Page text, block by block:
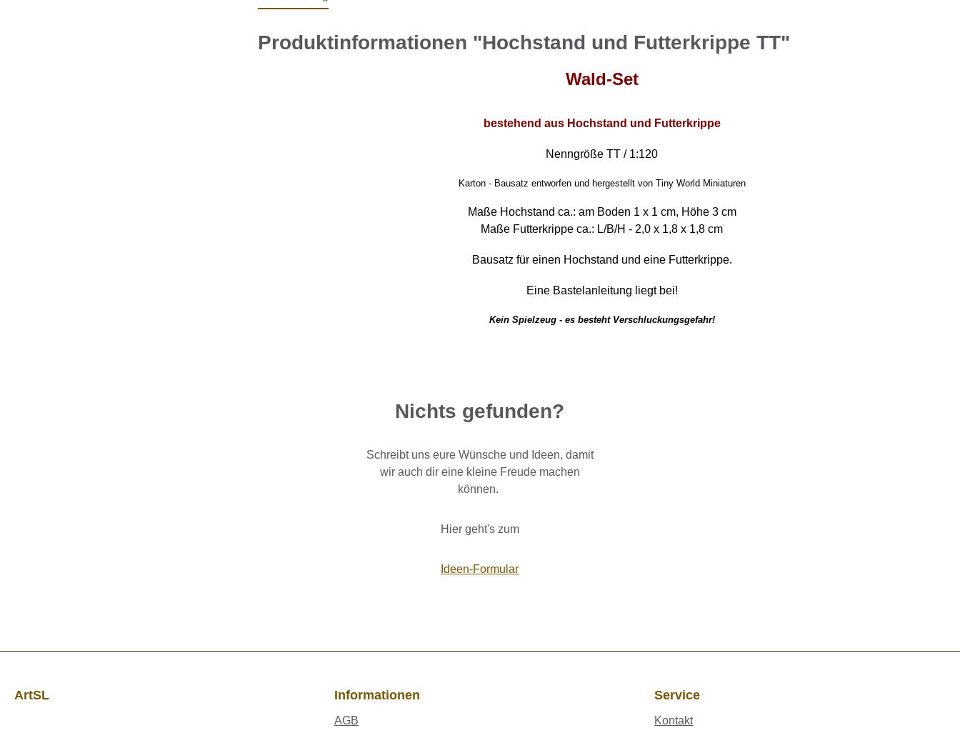
Produktinformationen "Hochstand und Futterkrippe TT"
Wald-Set
bestehend aus Hochstand und Futterkrippe
Nenngröße TT / 1:120
Karton - Bausatz entworfen und hergestellt von Tiny World Miniaturen
Maße Hochstand ca.: am Boden 1 x 1 cm, Höhe 3 cm
Maße Futterkrippe ca.: L/B/H - 2,0 x 1,8 x 1,8 cm
Bausatz für einen Hochstand und eine Futterkrippe.
Eine Bastelanleitung liegt bei!
Kein Spielzeug - es besteht Verschluckungsgefahr!
Nichts gefunden?
Schreibt uns eure Wünsche und Ideen, damit
wir auch dir eine kleine Freude machen
können.
Hier geht's zum
Ideen-Formular
ArtSL Informationen
AGB
Service
Kontakt